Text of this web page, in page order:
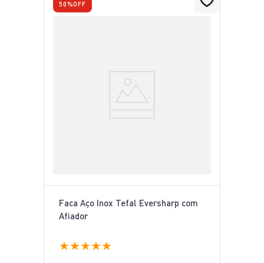
50%OFF
Faca Aço Inox Tefal Eversharp com
Afiador
★★★★★